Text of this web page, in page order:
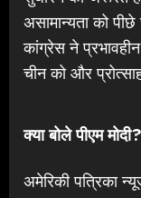
असामान्यता को
कांग्रेस ने
चीन को और
क्या बोले पीएम मोदी?
अमेरिकी पत्रिका